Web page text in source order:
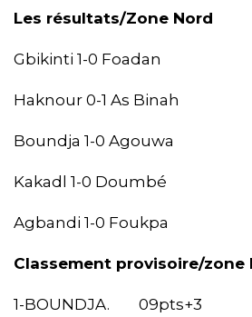
Les résultats/Zone Nord
Gbikinti 1-0 Foadan
Haknour 0-1 As Binah
Boundja 1-0 Agouwa
Kakadl 1-0 Doumbé
Agbandi 1-0 Foukpa
Classement provisoire/zone
1-BOUNDJA. 09pts+3